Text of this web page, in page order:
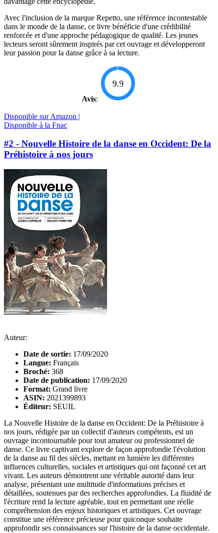
Avec l'inclusion de la marque Repetto, une référence incontestable
dans le monde de la danse, ce livre bénéficie d'une crédibilité
renforcée et d'une approche pédagogique de qualité. Les jeunes
lecteurs seront sûrement inspirés par cet ouvrage et développeront
leur passion pour la danse grâce à sa lecture.
Avis:
9.9
Disponible sur Amazon |
Disponible à la Fnac
#2 - Nouvelle Histoire de la danse en Occident: De la
Préhistoire à nos jours
Auteur:
Date de sortie: 17/09/2020
Langue: Français
Broché: 368
Date de publication: 17/09/2020
Format: Grand livre
ASIN: 2021399893
Éditeur: SEUIL
La Nouvelle Histoire de la danse en Occident: De la Préhistoire à
nos jours, rédigée par un collectif d'auteurs compétents, est un
ouvrage incontournable pour tout amateur ou professionnel de
danse. Ce livre captivant explore de façon approfondie l'évolution
de la danse au fil des siècles, mettant en lumière les différentes
influences culturelles, sociales et artistiques qui ont façonné cet art
vivant. Les auteurs démontrent une véritable autorité dans leur
analyse, présentant une multitude d'informations précises et
détaillées, soutenues par des recherches approfondies. La fluidité de
l'écriture rend la lecture agréable, tout en permettant une réelle
compréhension des enjeux historiques et artistiques. Cet ouvrage
constitue une référence précieuse pour quiconque souhaite
approfondir ses connaissances sur l'histoire de la danse occidentale.